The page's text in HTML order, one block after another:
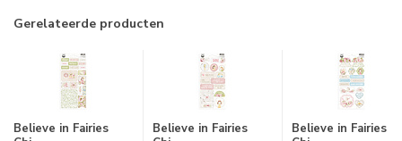
Gerelateerde producten
Believe in Fairies
Believe in Fairies
Believe in Fairies